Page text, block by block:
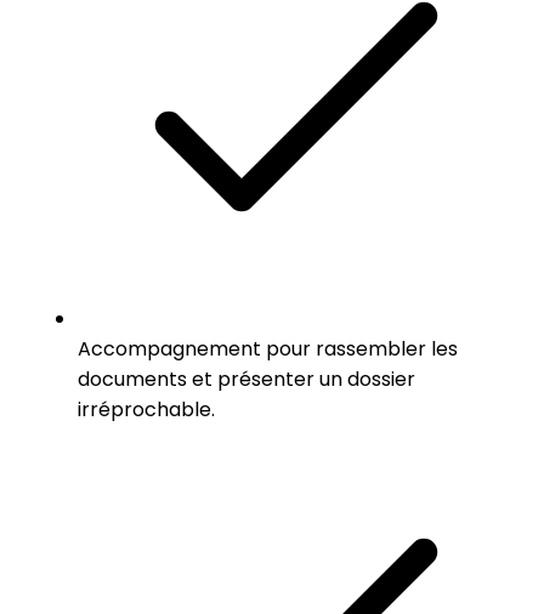
Accompagnement pour rassembler les
documents et présenter un dossier
irréprochable.